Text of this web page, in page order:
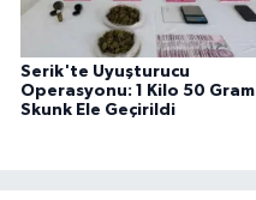
Serik'te Uyuşturucu
Operasyonu: 1 Kilo 50 Gram
Skunk Ele Geçirildi